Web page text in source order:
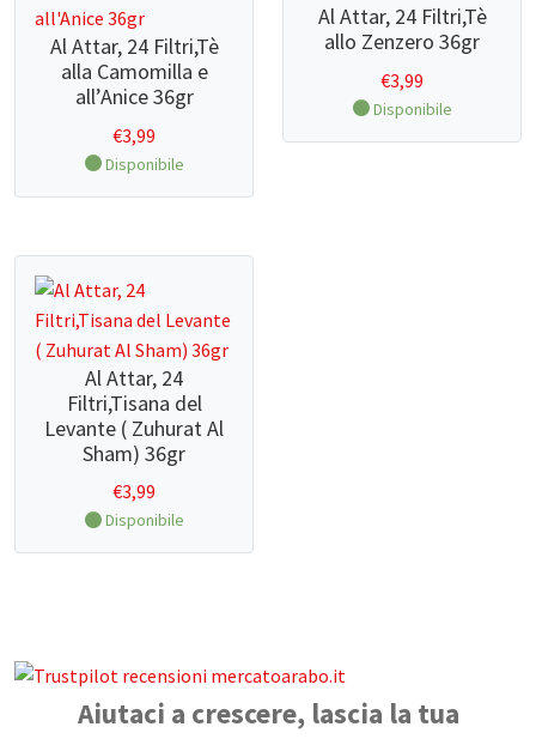
Al Attar, 24 Filtri,Tè
alla Camomilla e
all’Anice 36gr
€3,99
Disponibile
Al Attar, 24 Filtri,Tè
allo Zenzero 36gr
€3,99
Disponibile
Al Attar, 24
Filtri,Tisana del
Levante ( Zuhurat Al
Sham) 36gr
€3,99
Disponibile
Aiutaci a crescere, lascia la tua